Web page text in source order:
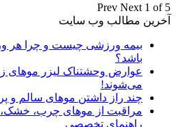
Prev Next 1 of 5
آخرین مطالب وب سایت
بیمه ورزشی چیست و چرا هر
باشد؟
عوارض وحشتناک لیزر موهای
می‌شوند!
چند راز داشتن موهای سالم
مراقبت از موهای چرب، خشک،
راهنمای تخصصی